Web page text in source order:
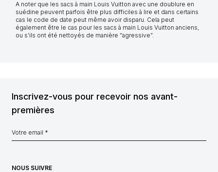
A noter que les sacs à main Louis Vuitton avec une doublure en
suédine peuvent parfois être plus difficiles à lire et dans certains
cas le code de date peut même avoir disparu. Cela peut
également être le cas pour les sacs à main Louis Vuitton anciens,
ou s’ils ont été nettoyés de manière “agressive”.
Inscrivez-vous pour recevoir nos avant-
premières
NOUS SUIVRE